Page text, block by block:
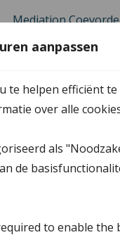
aanpassen
te helpen efficiënt
over alle
als
de
to enable
Mediation
Mediation Emmen
Mediation Meppel
Mediation